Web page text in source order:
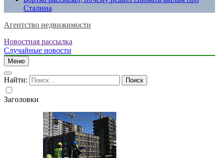
Сталина
Агентство недвижимости
Новостная рассылка
Случайные новости
Меню
Найти:
Заголовки